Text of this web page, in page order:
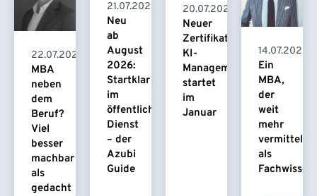
22.07.2026
MBA
neben
dem
Beruf?
Viel
besser
machbar
als
gedacht
21.07.2026
Neu
ab
August
2026:
Startklar
im
öffentlichen
Dienst
– der
Azubi
Guide
20.07.2026
Neuer
Zertifikatskurs
KI-
Management
startet
im
Januar
14.07.2026
Ein
MBA,
der
weit
mehr
vermittelt
als
Fachwissen